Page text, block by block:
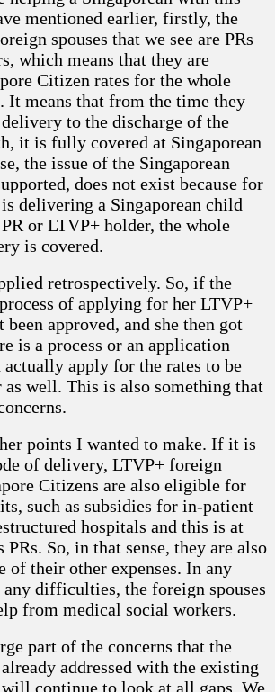
mentioned earlier, firstly, the
spouses that we see are PRs
which means that they are
Citizen rates for the whole
It means that from the time they
to the discharge of the
it is fully covered at Singaporean
the issue of the Singaporean
does not exist because for
delivering a Singaporean child
or LTVP+ holder, the whole
is covered.
retrospectively. So, if the
of applying for her LTVP+
been approved, and she then got
is a process or an application
actually apply for the rates to be
as well. This is also something that
points I wanted to make. If it is
of delivery, LTVP+ foreign
Citizens are also eligible for
such as subsidies for in-patient
hospitals and this is at
PRs. So, in that sense, they are also
of their other expenses. In any
any difficulties, the foreign spouses
from medical social workers.
part of the concerns that the
addressed with the existing
continue to look at all gaps. We